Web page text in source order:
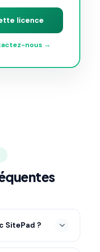
licence
nous →
SitePad ?
dans un